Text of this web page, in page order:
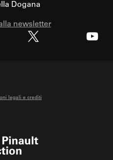
Dogana
newsletter
legali e crediti